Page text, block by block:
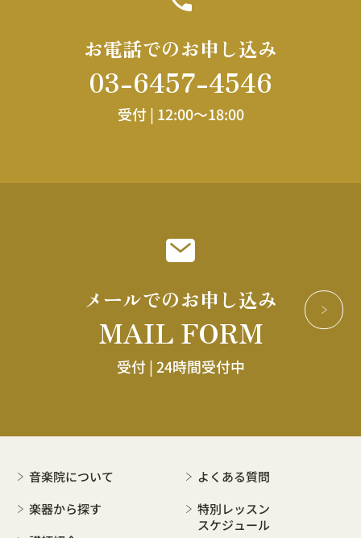
お電話でのお申し込み
03-6457-4546
受付 | 12:00～18:00
メールでのお申し込み
MAIL FORM
受付 | 24時間受付中
音楽院について
楽器から探す
よくある質問
特別レッスン
スケジュール